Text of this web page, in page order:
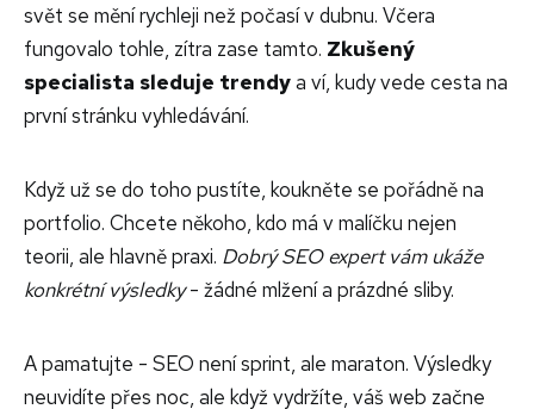
svět se mění rychleji než počasí v dubnu. Včera
fungovalo tohle, zítra zase tamto. Zkušený
specialista sleduje trendya ví, kudy vede cesta na
první stránku vyhledávání.
Když už se do toho pustíte, koukněte se pořádně na
portfolio. Chcete někoho, kdo má v malíčku nejen
teorii, ale hlavně praxi. Dobrý SEO expert vám ukáže
konkrétní výsledky- žádné mlžení a prázdné sliby.
A pamatujte - SEO není sprint, ale maraton. Výsledky
neuvidíte přes noc, ale když vydržíte, váš web začne